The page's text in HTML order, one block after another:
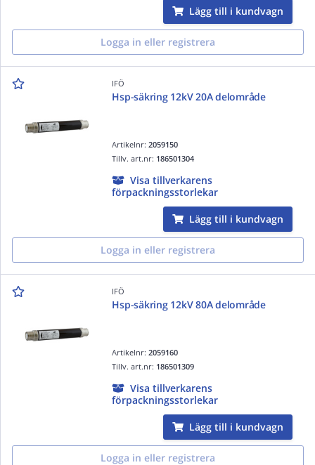
Lägg till i kundvagn
Logga in eller registrera
IFÖ
Hsp-säkring 12kV 20A delområde
Artikelnr:2059150
Tillv. art.nr: 186501304
Visa tillverkarens
förpackningsstorlekar
Lägg till i kundvagn
Logga in eller registrera
IFÖ
Hsp-säkring 12kV 80A delområde
Artikelnr:2059160
Tillv. art.nr: 186501309
Visa tillverkarens
förpackningsstorlekar
Lägg till i kundvagn
Logga in eller registrera